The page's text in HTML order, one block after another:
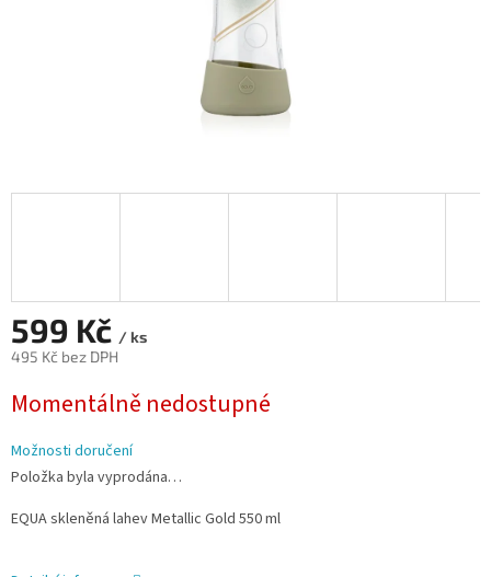
599 Kč / ks
495 Kč bez DPH
cena:
Momentálně nedostupné
Možnosti doručení
Položka byla vyprodána…
EQUA skleněná lahev Metallic Gold 550 ml